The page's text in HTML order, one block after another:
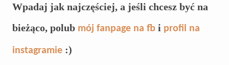
Wpadaj jak najczęściej, a jeśli chcesz być na
bieżąco, polub mój fanpage na fb i profil na
instagramie :)